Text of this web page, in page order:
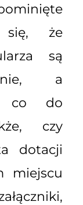
się, że
są
a
co do
czy
dotacji
miejscu